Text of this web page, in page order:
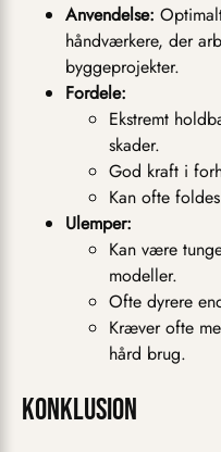
Anvendelse:
håndværkere, der
byggeprojekter.
Fordele:
Ekstremt
skader.
God kraft i
Kan ofte
Ulemper:
Kan være
modeller.
Ofte dyrere
Kræver ofte
hård brug.
Konklusion